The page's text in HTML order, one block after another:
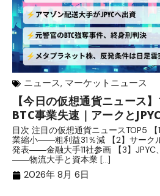
ニュース, マーケットニュース
【今日の仮想通貨ニュース
BTC事業失速｜アークと
目次 注目の仮想通貨ニュースTOP5
業縮小――粗利益31％減 【2】サーク
発表――金融大手11社参画 【3】JPYC
――物流大手と資本業 […]
2026年 8月 6日